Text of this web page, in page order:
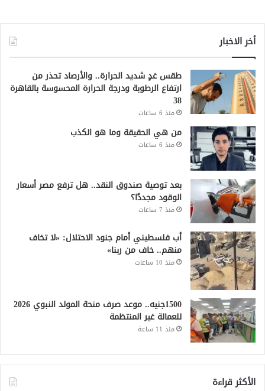
أخر الاخبار
طقس غدٍ شديد الحرارة.. والأرصاد تحذر من
ارتفاع الرطوبة ودرجة الحرارة المحسوسة بالقاهرة
38
منذ 6 ساعات
من هي الحقيقة وما هو الكذب
منذ 6 ساعات
بعد توصية صندوق النقد.. هل ترفع مصر أسعار
الوقود مجددًا؟
منذ 7 ساعات
أب فلسطيني أمام جنود الاحتلال: «لا تخاف
منهم.. خاف من ربنا»
منذ 10 ساعات
1500جنيه.. موعد صرف منحة المولد النبوي 2026
للعمالة غير المنتظمة
منذ 11 ساعة
الأكثر قراءة